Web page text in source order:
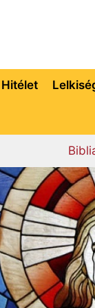
Hitélet